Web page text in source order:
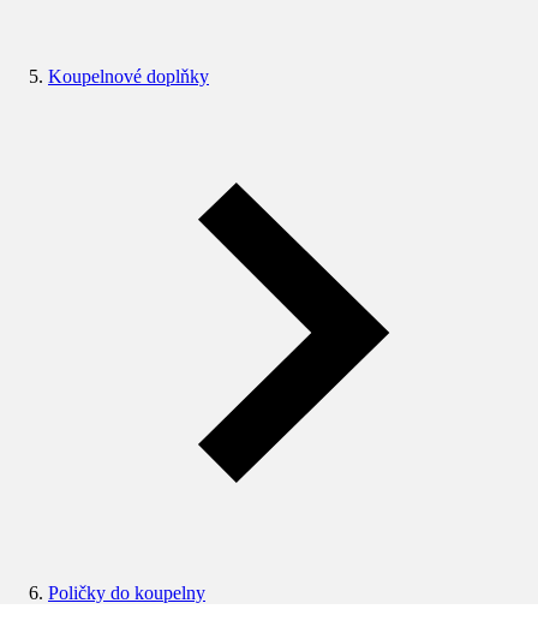
Koupelnové doplňky
Poličky do koupelny